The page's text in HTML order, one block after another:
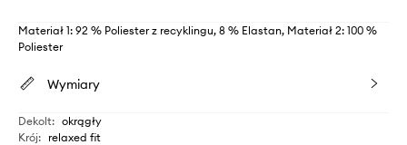
Materiał 1: 92 % Poliester z recyklingu, 8 % Elastan, Materiał 2: 100 %
Poliester
Wymiary
Dekolt: okrągły
Krój: relaxed fit